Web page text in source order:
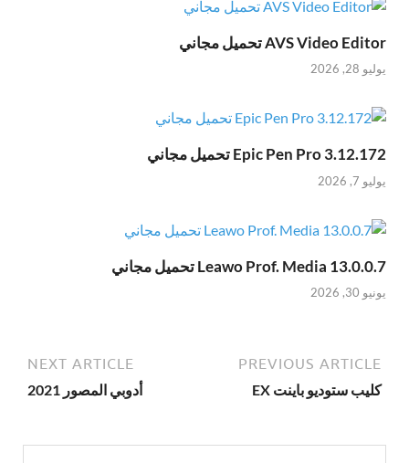
AVS Video Editor تحميل مجاني
يوليو 28, 2026
Epic Pen Pro 3.12.172 تحميل مجاني
يوليو 7, 2026
Leawo Prof. Media 13.0.0.7 تحميل مجاني
يونيو 30, 2026
PREVIOUS ARTICLE
كليب ستوديو باينت EX
NEXT ARTICLE
أدوبي المصور 2021